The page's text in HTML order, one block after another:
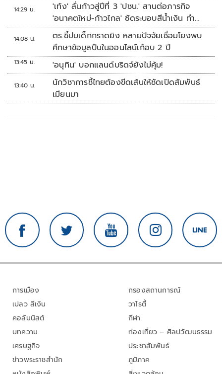
14:29 น.
'เท้ง' ลั่นก้าวสู่ปีที่ 3 'ปชน.' สานต่อภารกิจ
'อนาคตใหม่-ก้าวไกล' ซัดระบอบสีน้ำเงิน ทำ
หลักนิติรัฐ-นิติธรรมสั่นคลอน
14:08 น.
ตร.ชี้ปมเด็กกราดยิง หลายปัจจัยเชื่อมโยงพบ
ศึกษาข้อมูลปืนในออนไลน์เกือบ 2 ปี
13:45 น. 'อนุทิน' บอกแลนด์บริดจ์ยังไม่คุ้ม!
13:40 น.
นักวิชาการชี้ไทยต้องขีดเส้นให้ชัดเปิดสัมพันธ์
เมียนมา
การเมือง
เปลว สีเงิน
คอลัมนิสต์
บทความ
เศรษฐกิจ
ข่าวพระราชสำนัก
กรองสถานการณ์
วาไรตี้
กีฬา
ท่องเที่ยว – ศิลปวัฒนธรรม
ประชาสัมพันธ์
ภูมิภาค